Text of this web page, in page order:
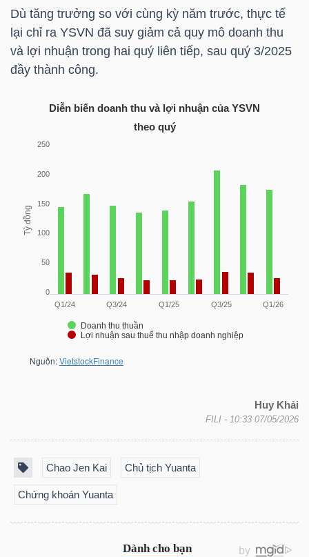
Dù tăng trưởng so với cùng kỳ năm trước, thực tế
lại chỉ ra YSVN đã suy giảm cả quy mô doanh thu
và lợi nhuận trong hai quý liên tiếp, sau quý 3/2025
đầy thành công.
Diễn biến doanh thu và lợi nhuận củaYSVN
theo quý
Huy Khải
FILI - 10:33 07/05/2026
Chao Jen Kai Chủ tịch Yuanta
Chứng khoán Yuanta
CỔ
PHIẾU
PHIẾU
CÔNG
Ngành